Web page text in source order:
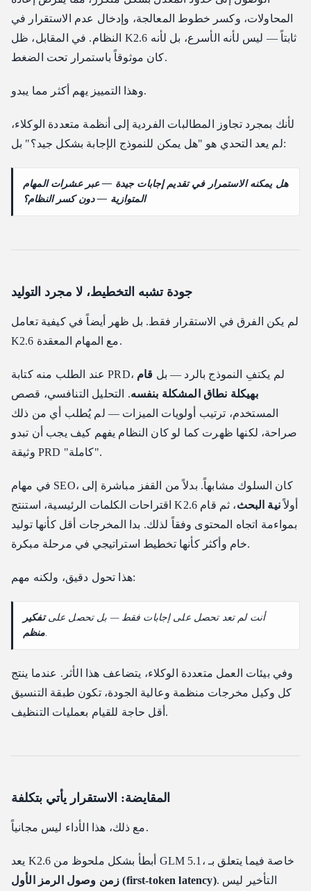
المحاولات، وكسر خطوط المعالجة، وإدخال عدم الاستقرار في
النظام. في المقابل، ظل K2.6 ثابتاً — ليس لأنه الأسرع، بل لأنه
كان موثوقاً باستمرار تحت الضغط.
وهذا التمييز يهم أكثر مما يبدو.
لأنك بمجرد تجاوز المطالبات الفردية إلى أنظمة متعددة الوكلاء،
لم يعد التحدي هو "هل يمكن للنموذج الإجابة بشكل جيد؟" بل:
هل يمكنه الاستمرار في تقديم إجابات جيدة — عبر عشرات المهام
المتوازية — دون كسر النظام؟
جودة تشبه التخطيط، لا مجرد التوليد
لم يكن الفرق في الاستقرار فقط. بل ظهر أيضاً في كيفية تعامل
K2.6 مع المهام المعقدة.
عند الطلب منه كتابة PRD، لم يكتفِ النموذج بالرد — بل قام
بهيكلة نطاق المشكلة بنفسه. التحليل التنافسي، قصص
المستخدم، ترتيب أولويات الميزات — لم يُطلب أي من ذلك
صراحة، لكنها ظهرت كما لو كان النظام يفهم كيف يجب أن تبدو
وثيقة PRD "كاملة".
في مهام SEO، كان السلوك مشابهاً. بدلاً من القفز مباشرة إلى
اقتراحات الكلمات الرئيسية، استنتج K2.6 أولاًنية البحث، ثم قام
بمواءمة اتجاه المحتوى وفقاً لذلك. بدا المخرجات أقل كأنها توليد
خام وأكثر كأنها تخطيط استراتيجي في مرحلة مبكرة.
هذا تحول دقيق، ولكنه مهم:
أنت لم تعد تحصل على إجابات فقط — بل تحصل علىتفكير
منظم.
وفي بيئات العمل متعددة الوكلاء، يتضاعف هذا الأثر. عندما ينتج
كل وكيل مخرجات منظمة وعالية الجودة، تكون طبقة التنسيق
أقل حاجة للقيام بعمليات التنظيف.
المقايضة: الاستقرار يأتي بتكلفة
مع ذلك، هذا الأداء ليس مجانياً.
يعد K2.6 أبطأ بشكل ملحوظ من GLM 5.1، خاصة فيما يتعلق بـ
زمن وصول الرمز الأول (first-token latency). التأخير ليس